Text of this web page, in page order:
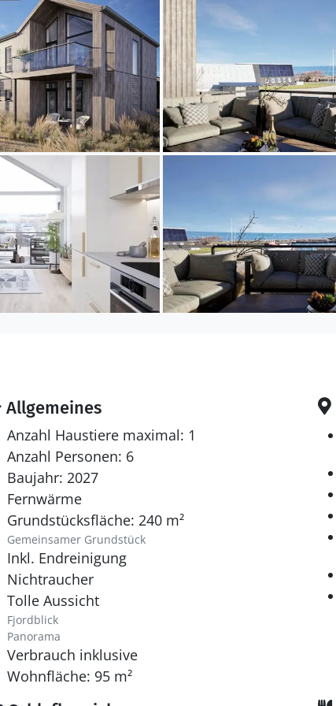
Allgemeines
Anzahl Haustiere maximal: 1
Anzahl Personen: 6
Baujahr: 2027
Fernwärme
Grundstücksfläche: 240 m²
Gemeinsamer Grundstück
Inkl. Endreinigung
Nichtraucher
Tolle Aussicht
Fjordblick
Panorama
Verbrauch inklusive
Wohnfläche: 95 m²